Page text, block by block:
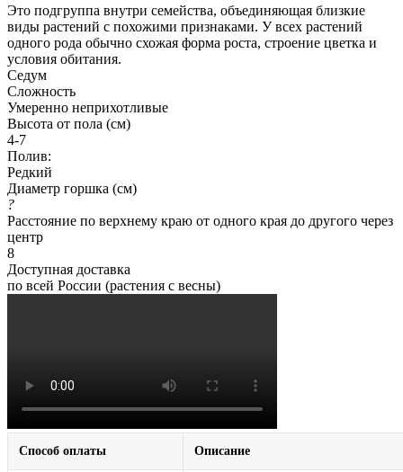
Это подгруппа внутри семейства, объединяющая близкие
виды растений с похожими признаками. У всех растений
одного рода обычно схожая форма роста, строение цветка и
условия обитания.
Седум
Сложность
Умеренно неприхотливые
Высота от пола (см)
4-7
Полив:
Редкий
Диаметр горшка (см)
?
Расстояние по верхнему краю от одного края до другого через
центр
8
Доступная доставка
по всей России (растения с весны)
Способ оплаты Описание